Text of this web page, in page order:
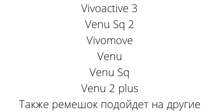
Vivoactive 3
Venu Sq 2
Vivomove
Venu
Venu Sq
Venu 2 plus
Также ремешок подойдет на другие